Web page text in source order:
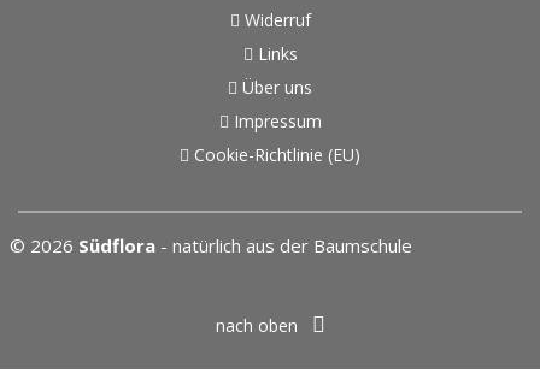
Widerruf
Links
Über uns
Impressum
Cookie-Richtlinie (EU)
© 2026 Südflora- natürlich aus der Baumschule
nach oben